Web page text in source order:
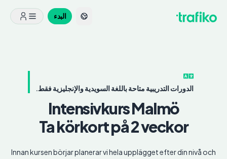
البدء
الدورات التدريبية متاحة باللغة السويدية والإنجليزية فقط.
IntensivkursMalmö
Ta körkort på 2 veckor
Innan kursen börjar planerar vi hela upplägget efter din nivå och